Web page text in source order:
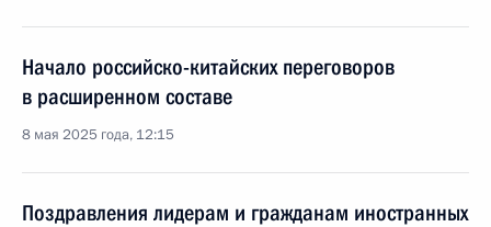
Начало российско-китайских переговоров
в расширенном составе
8 мая 2025 года, 12:15
Поздравления лидерам и гражданам иностранных